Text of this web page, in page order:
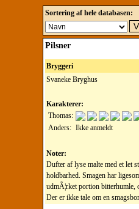
Sortering af hele databasen:
Pilsner
Bryggeri
Svaneke Bryghus
Karakterer:
Thomas:
Anders: Ikke anmeldt
Noter:
Dufter af lyse malte med et let
holdbarhed. Smagen har
udmÃ¦rket portion bitterhumle,
Der er ikke tale om en